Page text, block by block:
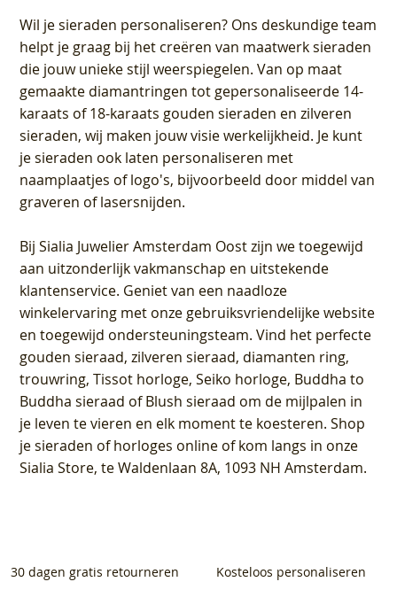
Wil je sieraden personaliseren? Ons deskundige team
helpt je graag bij het creëren van maatwerk sieraden
die jouw unieke stijl weerspiegelen. Van op maat
gemaakte diamantringen tot gepersonaliseerde 14-
karaats of 18-karaats gouden sieraden en zilveren
sieraden, wij maken jouw visie werkelijkheid. Je kunt
je sieraden ook laten personaliseren met
naamplaatjes of logo's, bijvoorbeeld door middel van
graveren of lasersnijden.
BijSialia Juwelier Amsterdam Oostzijn we toegewijd
aan uitzonderlijk vakmanschap en uitstekende
klantenservice. Geniet van een naadloze
winkelervaring met onze gebruiksvriendelijke website
en toegewijd ondersteuningsteam. Vind het perfecte
gouden sieraad, zilveren sieraad, diamanten ring,
trouwring, Tissot horloge, Seiko horloge, Buddha to
Buddha sieraad of Blush sieraad om de mijlpalen in
je leven te vieren en elk moment te koesteren. Shop
je sieraden of horloges online of kom langs in onze
Sialia Store, te Waldenlaan 8A, 1093 NH Amsterdam.
30 dagen gratis retourneren Kosteloos personaliseren